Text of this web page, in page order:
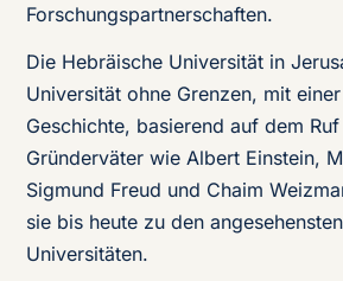
Forschungspartnerschaften.
Die Hebräische Universität in
Universität ohne Grenzen, mit
Geschichte, basierend auf dem
Gründerväter wie Albert Einstein,
Sigmund Freud und Chaim
sie bis heute zu den
Universitäten.